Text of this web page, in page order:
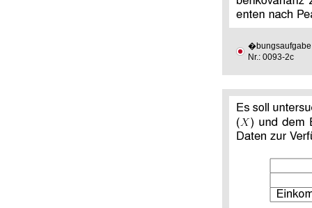
�bungsaufgabe
Nr.: 0093-2c